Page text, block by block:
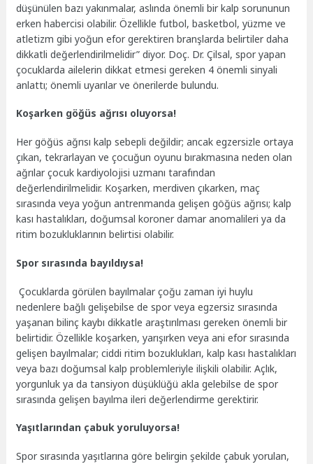
düşünülen bazı yakınmalar, aslında önemli bir kalp sorununun
erken habercisi olabilir. Özellikle futbol, basketbol, yüzme ve
atletizm gibi yoğun efor gerektiren branşlarda belirtiler daha
dikkatli değerlendirilmelidir” diyor. Doç. Dr. Çilsal, spor yapan
çocuklarda ailelerin dikkat etmesi gereken 4 önemli sinyali
anlattı; önemli uyarılar ve önerilerde bulundu.
Koşarken göğüs ağrısı oluyorsa!
Her göğüs ağrısı kalp sebepli değildir; ancak egzersizle ortaya
çıkan, tekrarlayan ve çocuğun oyunu bırakmasına neden olan
ağrılar çocuk kardiyolojisi uzmanı tarafından
değerlendirilmelidir. Koşarken, merdiven çıkarken, maç
sırasında veya yoğun antrenmanda gelişen göğüs ağrısı; kalp
kası hastalıkları, doğumsal koroner damar anomalileri ya da
ritim bozukluklarının belirtisi olabilir.
Spor sırasında bayıldıysa!
Çocuklarda görülen bayılmalar çoğu zaman iyi huylu
nedenlere bağlı gelişebilse de spor veya egzersiz sırasında
yaşanan bilinç kaybı dikkatle araştırılması gereken önemli bir
belirtidir. Özellikle koşarken, yarışırken veya ani efor sırasında
gelişen bayılmalar; ciddi ritim bozuklukları, kalp kası hastalıkları
veya bazı doğumsal kalp problemleriyle ilişkili olabilir. Açlık,
yorgunluk ya da tansiyon düşüklüğü akla gelebilse de spor
sırasında gelişen bayılma ileri değerlendirme gerektirir.
Yaşıtlarından çabuk yoruluyorsa!
Spor sırasında yaşıtlarına göre belirgin şekilde çabuk yorulan,